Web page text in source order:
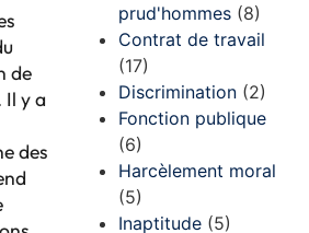
de
Il y a
des
prud'hommes (8)
Contrat de travail
(17)
Discrimination (2)
Fonction publique
(6)
Harcèlement moral
(5)
Inaptitude (5)